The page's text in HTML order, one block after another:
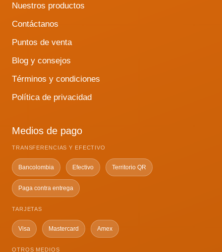
Nuestros productos
Contáctanos
Puntos de venta
Blog y consejos
Términos y condiciones
Política de privacidad
Medios de pago
TRANSFERENCIAS Y EFECTIVO
Bancolombia Efectivo Territorio QR
Paga contra entrega
TARJETAS
Visa Mastercard Amex
OTROS MEDIOS